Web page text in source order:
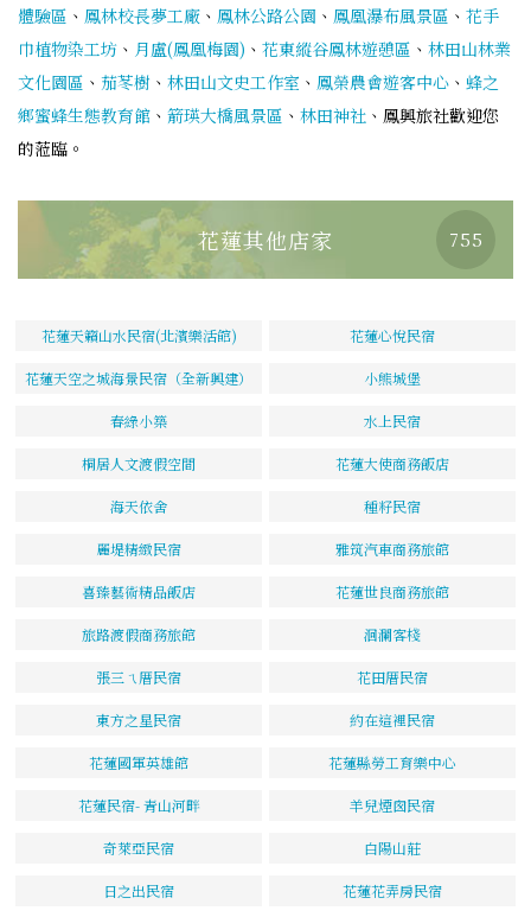
體驗區 、 鳳林校長夢工廠 、 鳳林公路公園 、 鳳凰瀑布風景區 、 花手
巾植物染工坊 、 月盧(鳳凰梅園) 、 花東縱谷鳳林遊憩區 、 林田山林業
文化園區 、 茄苳樹 、 林田山文史工作室 、 鳳榮農會遊客中心 、 蜂之
鄉蜜蜂生態教育館 、 箭瑛大橋風景區 、 林田神社 、鳳興旅社歡迎您
的蒞臨。
花蓮其他店家 755
花蓮天籟山水民宿(北濱樂活館) 花蓮心悅民宿
花蓮天空之城海景民宿（全新興建） 小熊城堡
春綠小築 水上民宿
桐居人文渡假空間 花蓮大使商務飯店
海天依舍 種籽民宿
麗堤精緻民宿 雅筑汽車商務旅館
喜臻藝術精品飯店 花蓮世良商務旅館
旅路渡假商務旅館 洄瀾客棧
張三ㄟ厝民宿 花田厝民宿
東方之星民宿 約在這裡民宿
花蓮國軍英雄館 花蓮縣勞工育樂中心
花蓮民宿- 青山河畔 羊兒煙囪民宿
奇萊亞民宿 白陽山莊
日之出民宿 花蓮花弄房民宿